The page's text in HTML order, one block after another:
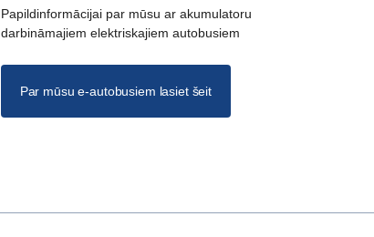
Papildinformācijai par mūsu ar akumulatoru
darbināmajiem elektriskajiem autobusiem
Par mūsu e-autobusiem lasiet šeit